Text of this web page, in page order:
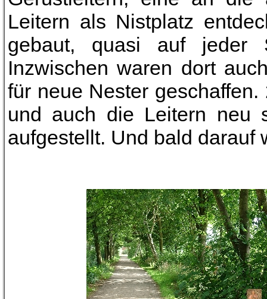
Leitern als Nistplatz
gebaut, quasi auf jeder
Inzwischen waren dort
für neue Nester
und auch die Leitern neu
aufgestellt. Und bald darauf